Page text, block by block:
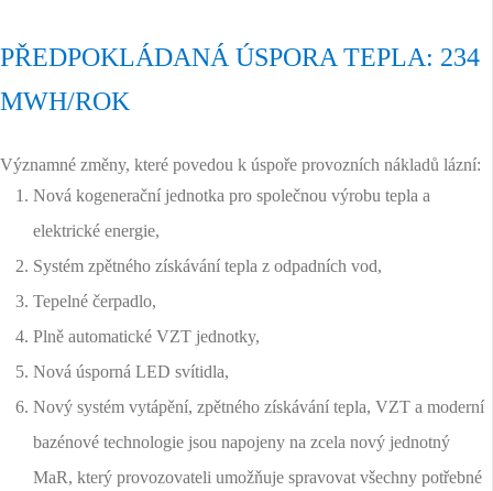
PŘEDPOKLÁDANÁ ÚSPORA TEPLA: 234
MWH/ROK
Významné změny, které povedou k úspoře provozních nákladů lázní:
Nová kogenerační jednotka pro společnou výrobu tepla a
elektrické energie,
Systém zpětného získávání tepla z odpadních vod,
Tepelné čerpadlo,
Plně automatické VZT jednotky,
Nová úsporná LED svítidla,
Nový systém vytápění, zpětného získávání tepla, VZT a moderní
bazénové technologie jsou napojeny na zcela nový jednotný
MaR, který provozovateli umožňuje spravovat všechny potřebné